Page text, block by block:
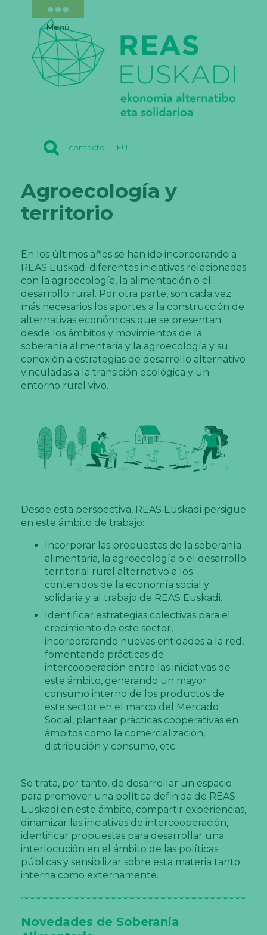
contacto EU
Menú
Agroecología y
territorio
En los últimos años se han ido incorporando a
REAS Euskadi diferentes iniciativas relacionadas
con la agroecología, la alimentación o el
desarrollo rural. Por otra parte, son cada vez
más necesarios los aportes a la construcción de
alternativas económicasque se presentan
desde los ámbitos y movimientos de la
soberanía alimentaria y la agroecología y su
conexión a estrategias de desarrollo alternativo
vinculadas a la transición ecológica y un
entorno rural vivo.
Desde esta perspectiva, REAS Euskadi persigue
en este ámbito de trabajo:
Incorporar las propuestas de la soberanía
alimentaria, la agroecología o el desarrollo
territorial rural alternativo a los
contenidos de la economía social y
solidaria y al trabajo de REAS Euskadi.
Identificar estrategias colectivas para el
crecimiento de este sector,
incorporarando nuevas entidades a la red,
fomentando prácticas de
intercooperación entre las iniciativas de
este ámbito, generando un mayor
consumo interno de los productos de
este sector en el marco del Mercado
Social, plantear prácticas cooperativas en
ámbitos como la comercialización,
distribución y consumo, etc.
Se trata, por tanto, de desarrollar un espacio
para promover una política definida de REAS
Euskadi en este ámbito, compartir experiencias,
dinamizar las iniciativas de intercooperación,
identificar propuestas para desarrollar una
interlocución en el ámbito de las políticas
públicas y sensibilizar sobre esta materia tanto
interna como externamente.
Novedades de Soberania